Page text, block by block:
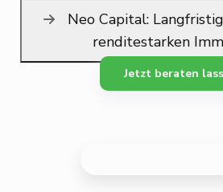
Neo Capital:
renditestarken
Jetzt beraten